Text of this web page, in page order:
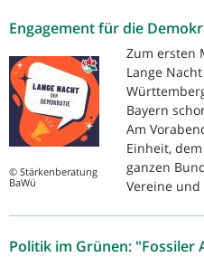
Engagement für die
© Stärkenberatung
BaWü
Zum ersten
Lange
Bayern
Am
Einheit,
ganzen
Vereine
Politik im Grünen: "Fossiler